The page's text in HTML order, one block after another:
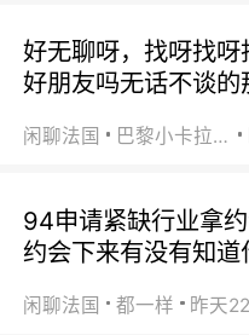
好无聊呀，找呀找
好朋友吗无话不谈的
闲聊法国 巴黎小卡拉咪
94申请紧缺行业拿
约会下来有没有知道
闲聊法国 都一样 昨天